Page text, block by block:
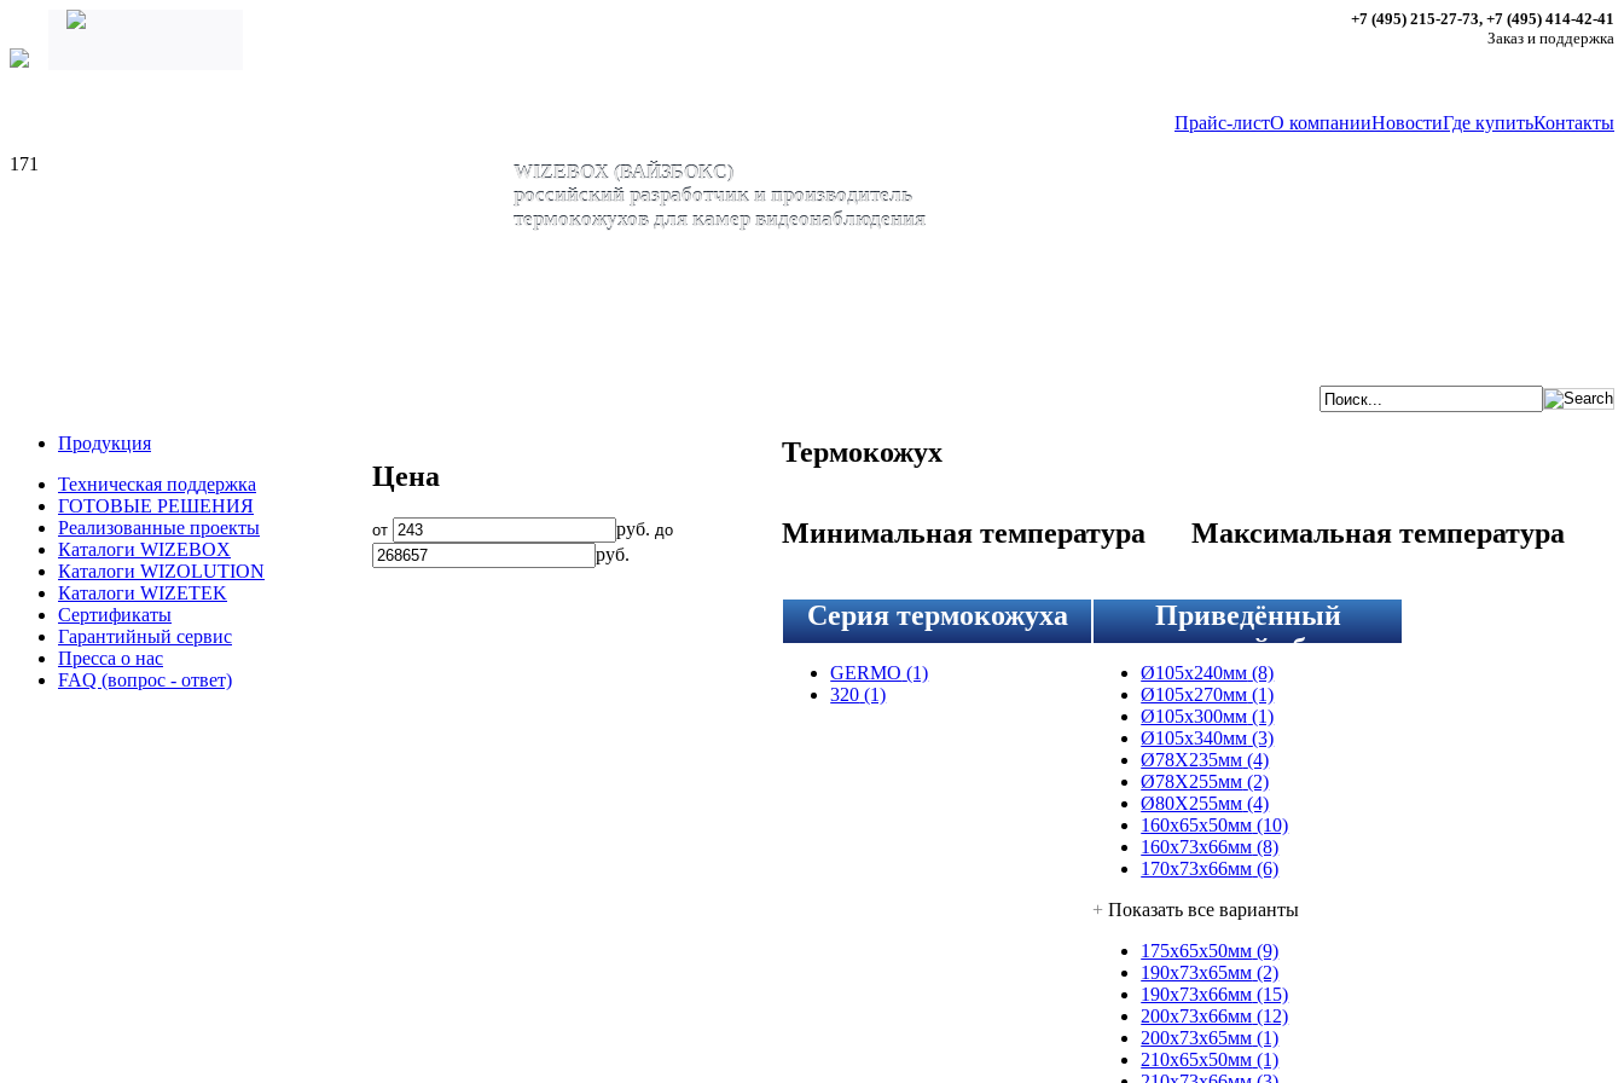
+7 (495) 215-27-73, +7 (495) 414-42-41
Заказ и поддержка
Прайс-листО компанииНовостиГде купитьКонтакты
171
WIZEBOX (ВАЙЗБОКС)
российский разработчик и производитель
термокожухов для камер видеонаблюдения
Продукция
Техническая поддержка
ГОТОВЫЕ РЕШЕНИЯ
Реализованные проекты
Каталоги WIZEBOX
Каталоги WIZOLUTION
Каталоги WIZETEK
Сертификаты
Гарантийный сервис
Пресса о нас
FAQ (вопрос - ответ)
Цена
от руб. до
руб.
Термокожух
Минимальная температура Максимальная температура
Серия термокожуха
GERMO (1)
320 (1)
Приведённый
полезный объем
Ø105x240мм (8)
Ø105x270мм (1)
Ø105x300мм (1)
Ø105x340мм (3)
Ø78Х235мм (4)
Ø78Х255мм (2)
Ø80Х255мм (4)
160x65x50мм (10)
160x73x66мм (8)
170x73x66мм (6)
+ Показать все варианты
175x65x50мм (9)
190x73x65мм (2)
190х73х66мм (15)
200x73x66мм (12)
200х73х65мм (1)
210x65x50мм (1)